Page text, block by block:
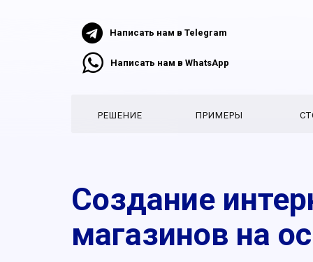
Написать нам в Telegram
Написать нам в WhatsApp
РЕШЕНИЕ ПРИМЕРЫ
Создание
магазинов на